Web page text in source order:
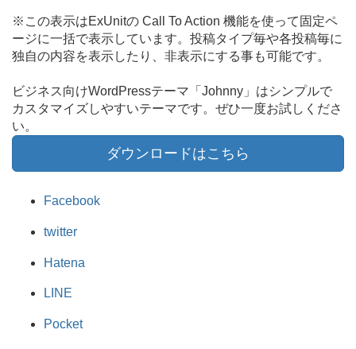
※この表示はExUnitの Call To Action 機能を使って固定ペ
ージに一括で表示しています。投稿タイプ毎や各投稿毎に
独自の内容を表示したり、非表示にする事も可能です。
ビジネス向けWordPressテーマ「Johnny」はシンプルで
カスタマイズしやすいテーマです。ぜひ一度お試しくださ
い。
ダウンロードはこちら
Facebook
twitter
Hatena
LINE
Pocket